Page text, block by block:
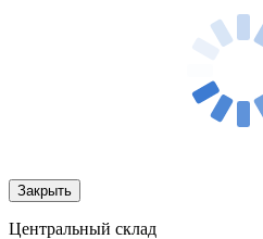
Закрыть
Центральный склад